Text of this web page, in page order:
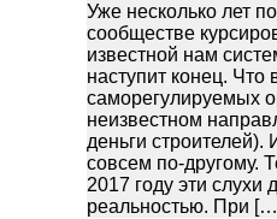
Уже несколько лет
сообществе
известной нам
наступит конец. Что
саморегулируемых
неизвестном
деньги строителей).
совсем по-другому.
2017 году эти слухи
реальностью. При […]